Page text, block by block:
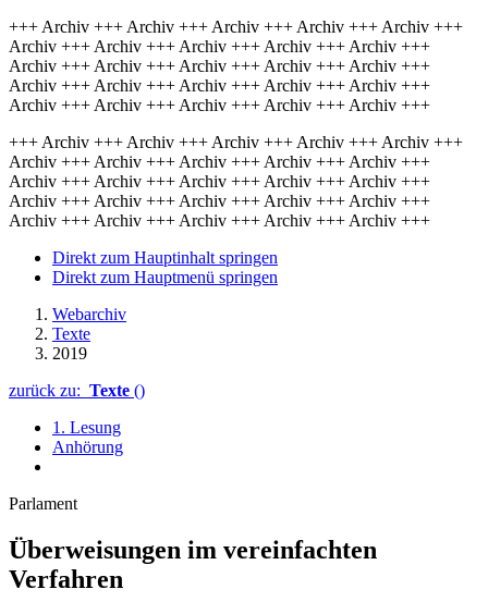
+++ Archiv +++ Archiv +++ Archiv +++ Archiv +++ Archiv +++
Archiv +++ Archiv +++ Archiv +++ Archiv +++ Archiv +++
Archiv +++ Archiv +++ Archiv +++ Archiv +++ Archiv +++
Archiv +++ Archiv +++ Archiv +++ Archiv +++ Archiv +++
Archiv +++ Archiv +++ Archiv +++ Archiv +++ Archiv +++
+++ Archiv +++ Archiv +++ Archiv +++ Archiv +++ Archiv +++
Archiv +++ Archiv +++ Archiv +++ Archiv +++ Archiv +++
Archiv +++ Archiv +++ Archiv +++ Archiv +++ Archiv +++
Archiv +++ Archiv +++ Archiv +++ Archiv +++ Archiv +++
Archiv +++ Archiv +++ Archiv +++ Archiv +++ Archiv +++
Direkt zum Hauptinhalt springen
Direkt zum Hauptmenü springen
Webarchiv
Texte
2019
zurück zu: Texte ()
1. Lesung
Anhörung
Parlament
Überweisungen im vereinfachten
Verfahren